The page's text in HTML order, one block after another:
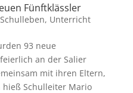
Fünftklässler
Schulleben, Unterricht
93 neue
an der Salier
mit ihren Eltern,
hieß Schulleiter Mario